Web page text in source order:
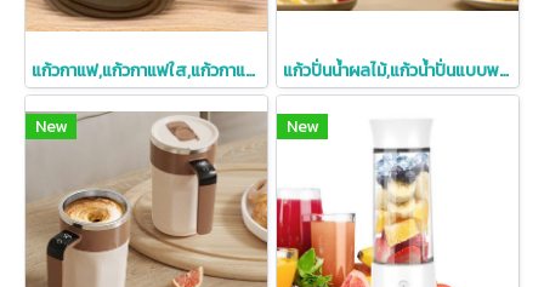
แก้วกาแฟ,แก้วกาแฟใส,แก้วกาแฟใสปั่นอัตโนมัติ,แก้วกาแฟใสปั่นได้,400ml แก้วปั่นน้ำผลไม้,แก้วน้ำปั่นแบบพกพาขนาดเล็ก,แก้วปั่นอัตโนมัติไฟฟ้า
New New